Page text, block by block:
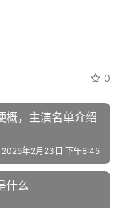
0
概，主演名单介绍
2025年2月23日 下午8:45
什么